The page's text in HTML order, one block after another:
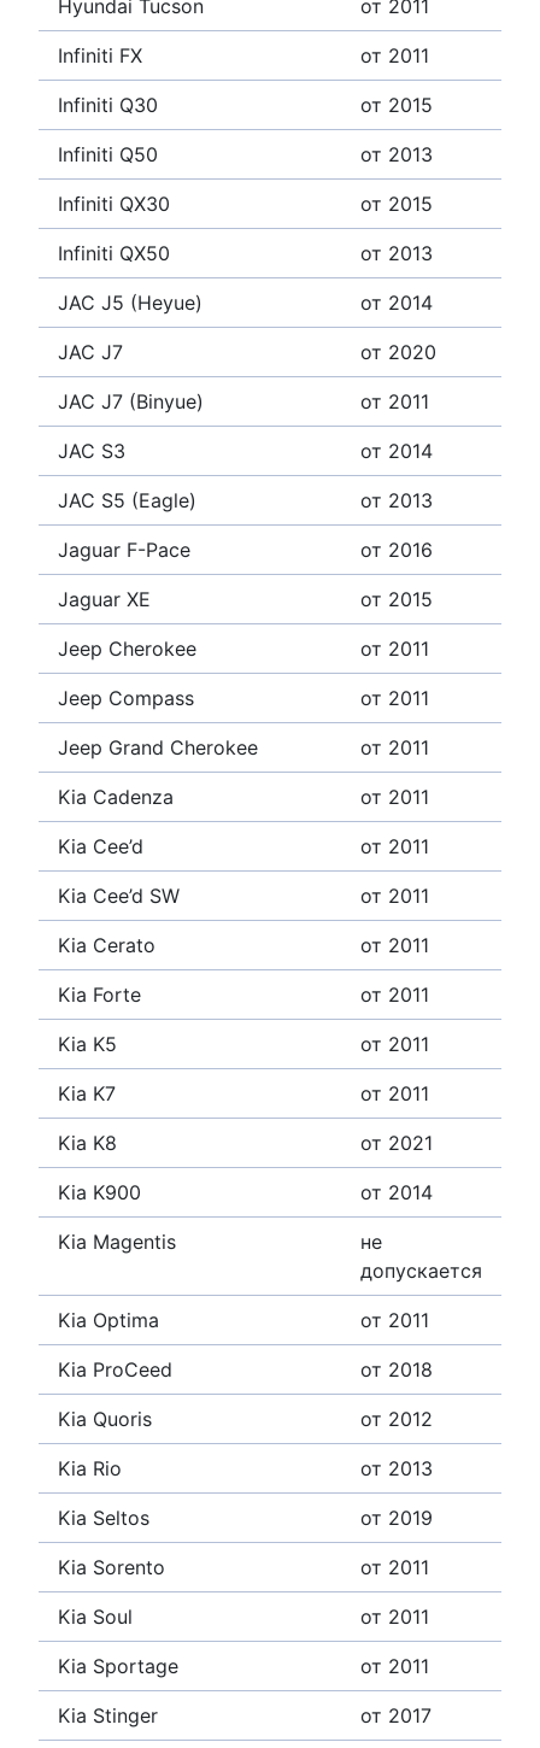
Hyundai Tucson от 2011
Infiniti FX от 2011
Infiniti Q30 от 2015
Infiniti Q50 от 2013
Infiniti QX30 от 2015
Infiniti QX50 от 2013
JAC J5 (Heyue) от 2014
JAC J7 от 2020
JAC J7 (Binyue) от 2011
JAC S3 от 2014
JAC S5 (Eagle) от 2013
Jaguar F-Pace от 2016
Jaguar XE от 2015
Jeep Cherokee от 2011
Jeep Compass от 2011
Jeep Grand Cherokee от 2011
Kia Cadenza от 2011
Kia Cee’d от 2011
Kia Cee’d SW от 2011
Kia Cerato от 2011
Kia Forte от 2011
Kia K5 от 2011
Kia K7 от 2011
Kia K8 от 2021
Kia K900 от 2014
Kia Magentis
не
допускается
Kia Optima от 2011
Kia ProCeed от 2018
Kia Quoris от 2012
Kia Rio от 2013
Kia Seltos от 2019
Kia Sorento от 2011
Kia Soul от 2011
Kia Sportage от 2011
Kia Stinger от 2017